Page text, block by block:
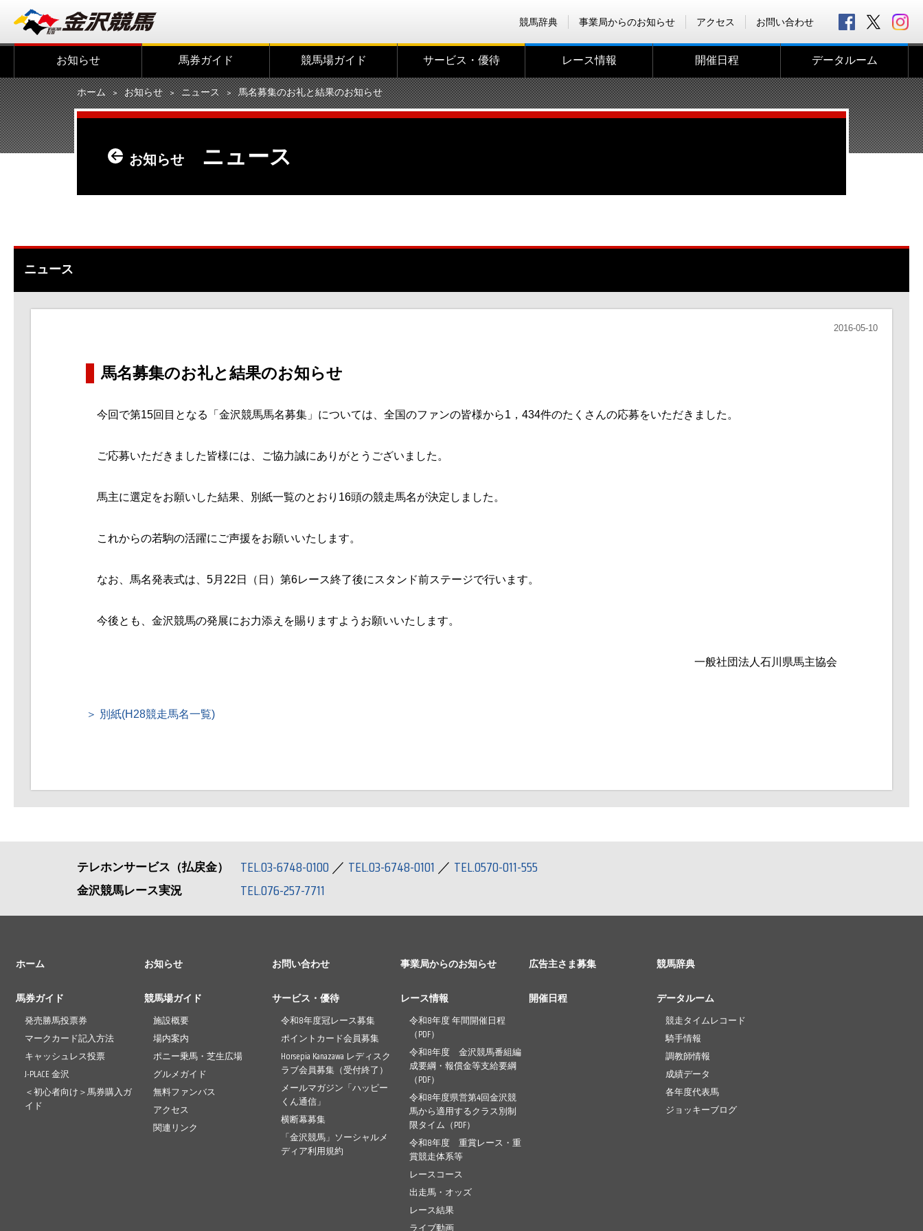
競馬辞典 事業局からのお知らせ アクセス お問い合わせ
お知らせ 馬券ガイド 競馬場ガイド サービス・優待 レース情報 開催日程 データルーム
ホーム お知らせ ニュース 馬名募集のお礼と結果のお知らせ
お知らせ ニュース
ニュース
2016-05-10
馬名募集のお礼と結果のお知らせ
今回で第15回目となる「金沢競馬馬名募集」については、全国のファンの皆様から1，434件のたくさんの応募をいただきました。
ご応募いただきました皆様には、ご協力誠にありがとうございました。
馬主に選定をお願いした結果、別紙一覧のとおり16頭の競走馬名が決定しました。
これからの若駒の活躍にご声援をお願いいたします。
なお、馬名発表式は、5月22日（日）第6レース終了後にスタンド前ステージで行います。
今後とも、金沢競馬の発展にお力添えを賜りますようお願いいたします。
一般社団法人石川県馬主協会
別紙(H28競走馬名一覧)
テレホンサービス（払戻金） TEL.03-6748-0100／ TEL.03-6748-0101／ TEL.0570-011-555
金沢競馬レース実況 TEL.076-257-7711
ホーム お知らせ お問い合わせ 事業局からのお知らせ 広告主さま募集 競馬辞典
馬券ガイド
発売勝馬投票券
マークカード記入方法
キャッシュレス投票
J-PLACE 金沢
＜初心者向け＞馬券購入ガ
イド
競馬場ガイド
施設概要
場内案内
ポニー乗馬・芝生広場
グルメガイド
無料ファンバス
アクセス
関連リンク
サービス・優待
令和8年度冠レース募集
ポイントカード会員募集
Horsepia Kanazawa レディスク
ラブ会員募集（受付終了）
メールマガジン「ハッピー
くん通信」
横断幕募集
「金沢競馬」ソーシャルメ
ディア利用規約
レース情報
令和8年度 年間開催日程
（PDF）
令和8年度 金沢競馬番組編
成要綱・報償金等支給要綱
（PDF）
令和8年度県営第4回金沢競
馬から適用するクラス別制
限タイム（PDF）
令和8年度 重賞レース・重
賞競走体系等
レースコース
出走馬・オッズ
レース結果
ライブ動画
開催日程 データルーム
競走タイムレコード
騎手情報
調教師情報
成績データ
各年度代表馬
ジョッキーブログ